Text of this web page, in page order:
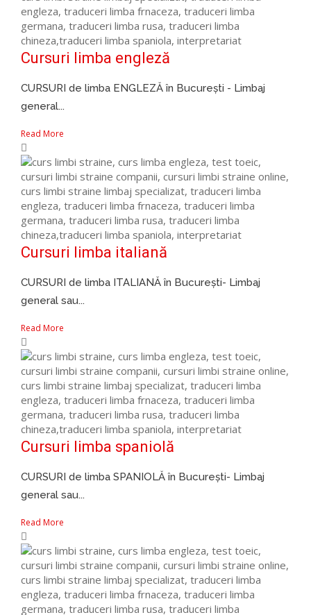
Cursuri limba engleză
CURSURI de limba ENGLEZĂ în București - Limbaj
general...
Read More
Cursuri limba italiană
CURSURI de limba ITALIANĂ în București- Limbaj
general sau...
Read More
Cursuri limba spaniolă
CURSURI de limba SPANIOLĂ în București- Limbaj
general sau...
Read More